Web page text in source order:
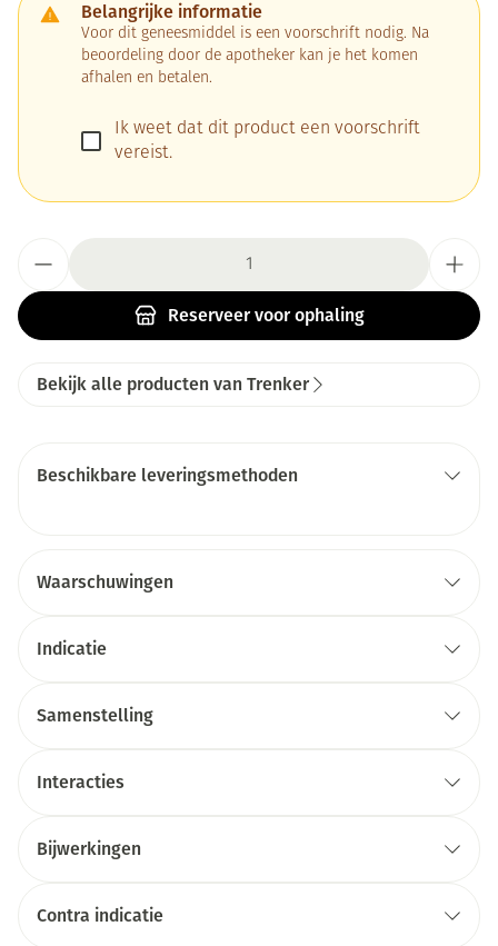
Belangrijke informatie
Voor dit geneesmiddel is een voorschrift nodig. Na
beoordeling door de apotheker kan je het komen
afhalen en betalen.
Ik weet dat dit product een voorschrift
vereist.
Reserveervoor ophaling
Bekijk alle producten van Trenker
Beschikbare leveringsmethoden
Waarschuwingen
Indicatie
Samenstelling
Interacties
Bijwerkingen
Contra indicatie